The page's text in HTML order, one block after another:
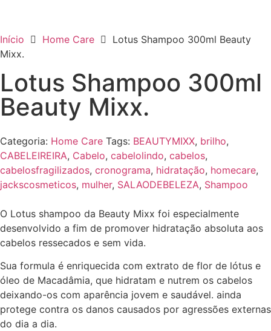
Início Home Care
Lotus Shampoo 300ml Beauty
Mixx.
Lotus Shampoo 300ml
Beauty Mixx.
Categoria: Home Care Tags: BEAUTYMIXX, brilho,
CABELEIREIRA, Cabelo, cabelolindo, cabelos,
cabelosfragilizados, cronograma, hidratação, homecare,
jackscosmeticos, mulher, SALAODEBELEZA, Shampoo
O Lotus shampoo da Beauty Mixx foi especialmente
desenvolvido a fim de promover hidratação absoluta aos
cabelos ressecados e sem vida.
Sua formula é enriquecida com extrato de flor de lótus e
óleo de Macadâmia, que hidratam e nutrem os cabelos
deixando-os com aparência jovem e saudável. ainda
protege contra os danos causados por agressões externas
do dia a dia.